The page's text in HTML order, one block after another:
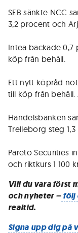
SEB sänkte NCC
3,2 procent och
Intea backade 0,7
köp från behåll.
Ett nytt köpråd
till köp från behåll.
Handelsbanken
Trelleborg steg
Pareto Securities
och riktkurs 1 100
Vill du vara först
och nyheter –följ
realtid.
Signa upp dig på